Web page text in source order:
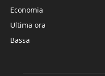
Economia
Ultima ora
Bassa